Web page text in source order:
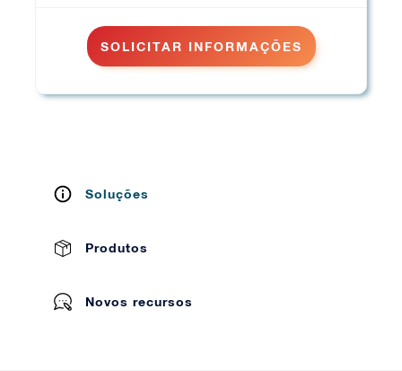
SOLICITAR INFORMAÇÕES
Soluções
Produtos
Novos recursos